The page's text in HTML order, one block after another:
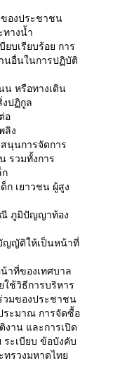
ประชาชน
งน้ำ
บร้อย การ
นอื่นในการปฏิบัติ
อทางเดิน
ปฏิกูล
ง
ารจัดการ
รวมทั้งการ
าวชน ผู้สูง
ปัญญาท้อง
ห้เป็นหน้าที่
องเทศบาล
ช้วิธีการบริหาร
วมของประชาชน
ระมาณ การจัดซื้อ
งาน และการเปิด
ะเบียบ ข้อบังคับ
รวงมหาดไทย